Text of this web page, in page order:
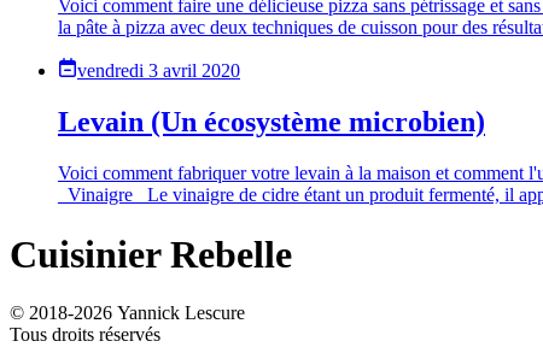
Voici comment faire une délicieuse pizza sans pétrissage et
la pâte à pizza avec deux techniques de cuisson pour des
vendredi 3 avril 2020
Levain (Un écosystème microbien)
Voici comment fabriquer votre levain à la maison et comment
_Vinaigre_ Le vinaigre de cidre étant un produit fermenté, il
Cuisinier Rebelle
© 2018-2026 Yannick Lescure
Tous droits réservés